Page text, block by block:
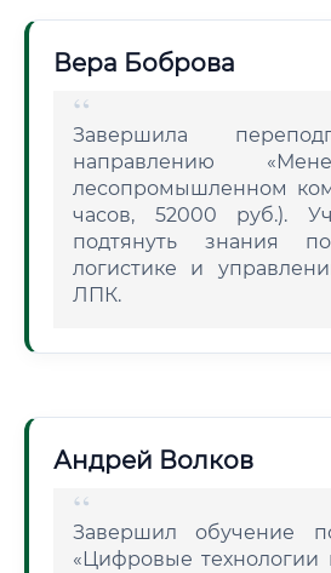
Вера Боброва
Завершила
направлению
лесопромышленном
часов, 52000 руб.).
подтянуть знания
логистике и
ЛПК.
Андрей Волков
Завершил обучение
«Цифровые технологии